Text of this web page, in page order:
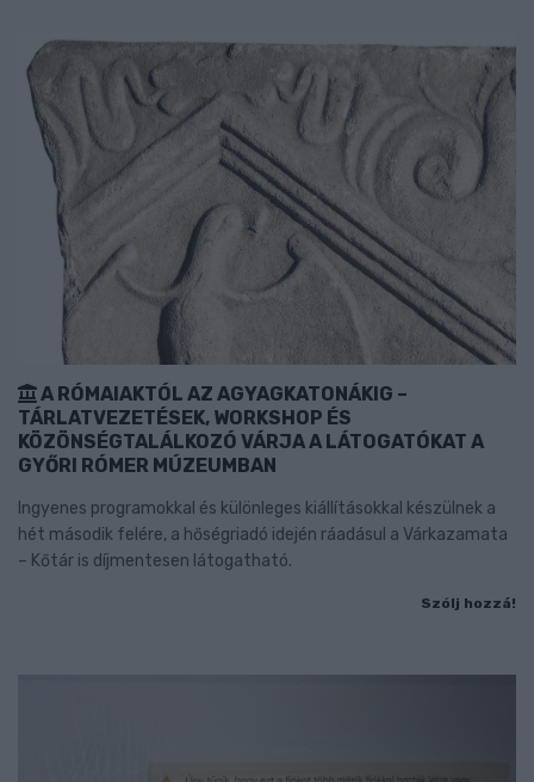
A RÓMAIAKTÓL AZ AGYAGKATONÁKIG –
TÁRLATVEZETÉSEK, WORKSHOP ÉS
KÖZÖNSÉGTALÁLKOZÓ VÁRJA A LÁTOGATÓKAT A
GYŐRI RÓMER MÚZEUMBAN
Ingyenes programokkal és különleges kiállításokkal készülnek a
hét második felére, a hőségriadó idején ráadásul a Várkazamata
– Kőtár is díjmentesen látogatható.
Szólj hozzá!